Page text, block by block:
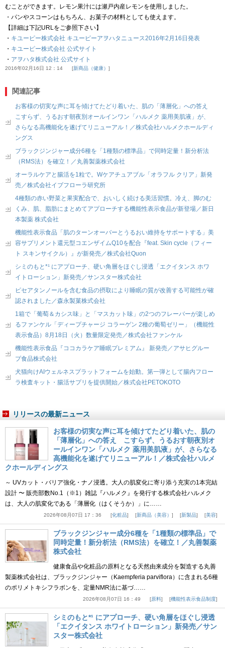
むことができます。レモン果汁には瀬戸内産レモンを使用しました。
・パンやスコーンはもちろん、お菓子の材料としても使えます。
【詳細は下記URLをご参照下さい】
・ キユーピー株式会社 キユーピーアヲハタニュース2016年2月16日発表
・ キユーピー株式会社 公式サイト
・ アヲハタ株式会社 公式サイト
2016年02月16日 12：14 新商品（健康）
関連記事
お客様の切実な声に耳を傾けてたどり着いた、肌の「薄層化」への答え
こすらず、うるおす朝夜別オールインワン「ハルメク 薬用美肌液」が、
さらなる高機能化を遂げてリニューアル！／株式会社ハルメクホールディ
ングス
ブラックジンジャー成分6種を「1種類の標準品」で同時定量！新分析法
（RMS法）を確立！／丸善製薬株式会社
オーラルケアと腸活を1粒で。Wケアチュアブル「オラフル クリア」新発
売／株式会社イブフローラ研究所
4種類の赤い野菜と果実配合で、おいしく続ける美活習慣。冷え、脚のむ
くみ、肌、脂肪にまとめてアプローチする機能性表示食品が新登場／新日
本製薬 株式会社
機能性表示食品「肌のターンオーバーとうるおい維持をサポートする」美
容サプリメント還元型コエンザイムQ10を配合『feat. Skin cycle（フィー
ト スキンサイクル）』が新発売／株式会社Quon
シミのもと*¹ にアプローチ、硬い角層をほぐし浸透「エクイタンス ホワ
イトローション」新発売／サンスター株式会社
ピセアタンノールを含む食品の摂取により睡眠の質が改善する可能性が確
認されました／森永製菓株式会社
1箱で「葡萄＆カシス味」と「マスカット味」の2つのフレーバーが楽しめ
るファンケル「ディープチャージ コラーゲン 2種の葡萄ゼリー」（機能性
表示食品）8月18日（火）数量限定発売／株式会社ファンケル
機能性表示食品『ココカラケア睡眠プレミアム』 新発売／アサヒグルー
プ食品株式会社
犬猫向けAIウェルネスプラットフォームを始動。第一弾として腸内フロー
ラ検査キット・腸活サプリを提供開始／株式会社PETOKOTO
リリースの最新ニュース
お客様の切実な声に耳を傾けてたどり着いた、肌の
「薄層化」への答え こすらず、うるおす朝夜別オ
ールインワン「ハルメク 薬用美肌液」が、さらなる
高機能化を遂げてリニューアル！／株式会社ハルメ
クホールディングス
～ UVカット・バリア強化・ナノ浸透。大人の肌変化に寄り添う充実の1本完結
設計 〜 販売部数No.1（※1）雑誌『ハルメク』を発行する株式会社ハルメク
は、大人の肌変化である「薄層化（はくそうか）」に……
2026年08月07日 17：36 化粧品 新商品（美容） 新製品 美容
ブラックジンジャー成分6種を「1種類の標準品」で
同時定量！新分析法（RMS法）を確立！／丸善製薬
株式会社
健康食品や化粧品の原料となる天然由来成分を製造する丸善
製薬株式会社は、ブラックジンジャー（Kaempferia parviflora）に含まれる6種
のポリメトキシフラボンを、定量NMR法に基づ……
2026年08月07日 16：49 原料 機能性表示食品制度
シミのもと*¹ にアプローチ、硬い角層をほぐし浸透
「エクイタンス ホワイトローション」新発売／サン
スター株式会社